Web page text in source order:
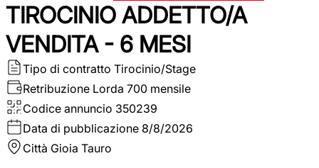
TIROCINIO ADDETTO/A
VENDITA - 6 MESI
Tipo di contratto Tirocinio/Stage
Retribuzione Lorda 700 mensile
Codice annuncio 350239
Data di pubblicazione 8/8/2026
Città Gioia Tauro